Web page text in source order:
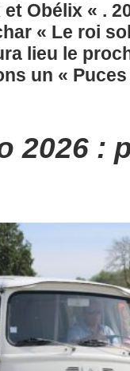
Obélix « .
« Le roi
lieu le
un «
2026 :